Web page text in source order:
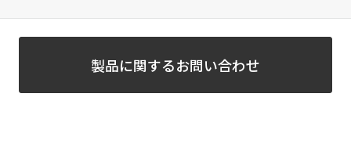
製品に関するお問い合わせ